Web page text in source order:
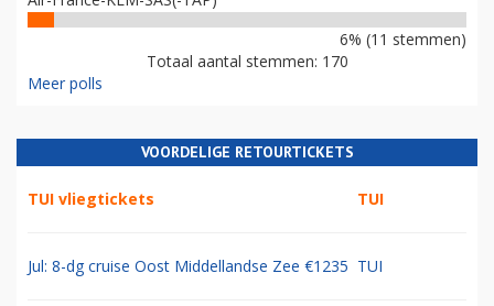
6% (11 stemmen)
Totaal aantal stemmen: 170
Meer polls
VOORDELIGE RETOURTICKETS
TUI vliegtickets TUI
Jul: 8-dg cruise Oost Middellandse Zee €1235 TUI